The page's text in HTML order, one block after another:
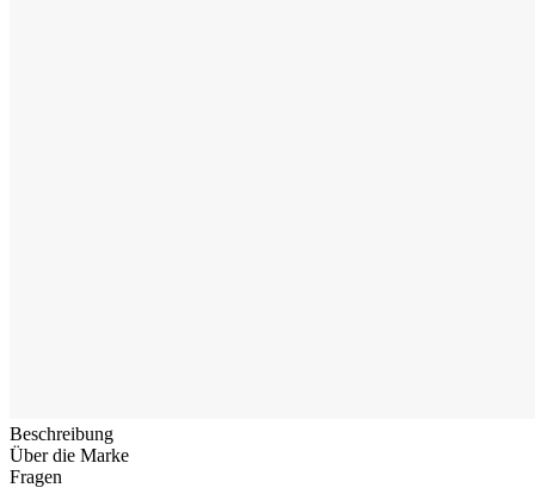
Beschreibung
Über die Marke
Fragen